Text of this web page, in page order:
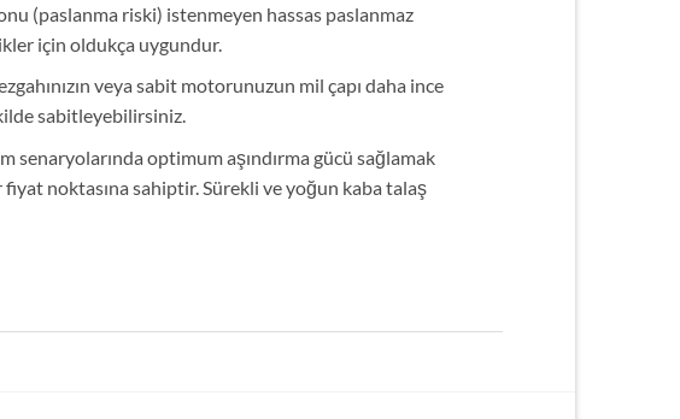
(paslanma riski) istenmeyen hassas paslanmaz
için oldukça uygundur.
veya sabit motorunuzun mil çapı daha ince
sabitleyebilirsiniz.
senaryolarında optimum aşındırma gücü sağlamak
noktasına sahiptir. Sürekli ve yoğun kaba talaş